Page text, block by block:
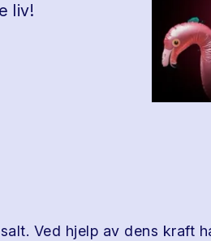
liv!
Ved hjelp av dens kraft